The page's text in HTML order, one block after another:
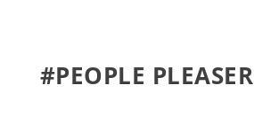
#PEOPLE PLEASER